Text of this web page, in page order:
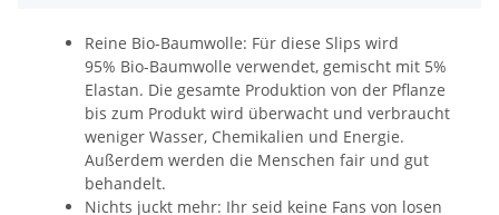
Reine Bio-Baumwolle: Für diese Slips wird
95% Bio-Baumwolle verwendet, gemischt mit 5%
Elastan. Die gesamte Produktion von der Pflanze
bis zum Produkt wird überwacht und verbraucht
weniger Wasser, Chemikalien und Energie.
Außerdem werden die Menschen fair und gut
behandelt.
Nichts juckt mehr: Ihr seid keine Fans von losen